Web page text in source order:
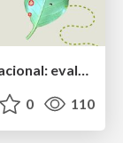
Del ojo entrenado a la visión computacional: evaluación de la severidad de enfermedades
0 110